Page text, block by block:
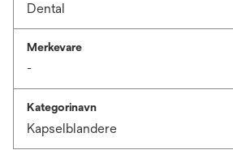
Dental
Merkevare
-
Kategorinavn
Kapselblandere